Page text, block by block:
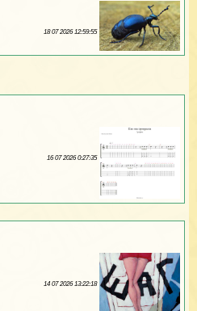
18 07 2026 12:59:55
16 07 2026 0:27:35
14 07 2026 13:22:18